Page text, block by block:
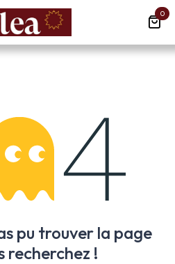
0
pu trouver la page
recherchez !